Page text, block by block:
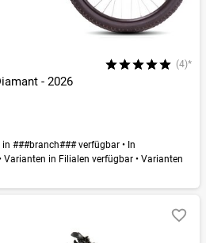
(4)*
- 2026
in ###branch### verfügbar • In
Varianten in Filialen verfügbar • Varianten